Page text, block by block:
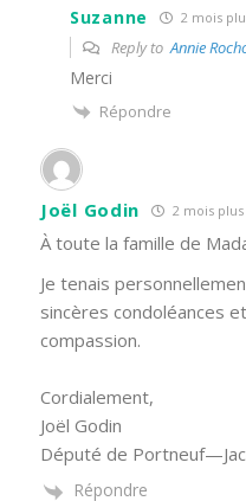
Suzanne 2 mois
Reply toAnnie
Merci
Répondre
Joël Godin 2 mois
À toute la famille de
Je tenais
sincères condoléances
compassion.
Cordialement,
Joël Godin
Député de
Répondre